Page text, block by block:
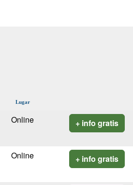
Lugar
Online + info gratis
Online + info gratis